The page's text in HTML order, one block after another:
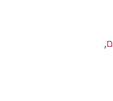
,